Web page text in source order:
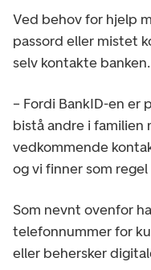
Ved behov for hjelp
passord eller mistet
selv kontakte banken.
– Fordi BankID-en er
bistå andre i familien
vedkommende
og vi finner som
Som nevnt ovenfor
telefonnummer for
eller behersker